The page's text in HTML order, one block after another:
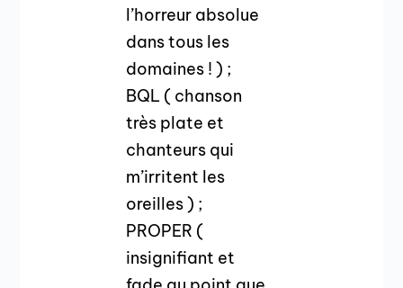
l’horreur absolue
dans tous les
domaines ! ) ;
BQL ( chanson
très plate et
chanteurs qui
m’irritent les
oreilles ) ;
PROPER (
insignifiant et